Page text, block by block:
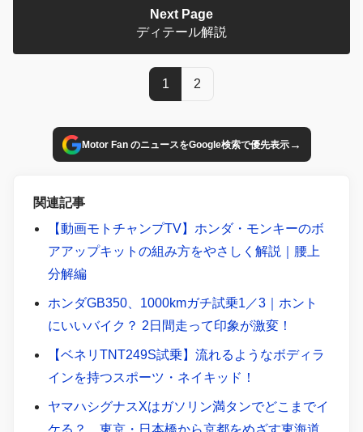
Next Page
ディテール解説
1 2
Motor Fan のニュースをGoogle検索で優先表示→
関連記事
【動画モトチャンプTV】ホンダ・モンキーのボ
アアップキットの組み方をやさしく解説｜腰上
分解編
ホンダGB350、1000kmガチ試乗1／3｜ホント
にいいバイク？ 2日間走って印象が激変！
【ベネリTNT249S試乗】流れるようなボディラ
インを持つスポーツ・ネイキッド！
ヤマハシグナスXはガソリン満タンでどこまでイ
ケる？ 東京・日本橋から京都をめざす東海道